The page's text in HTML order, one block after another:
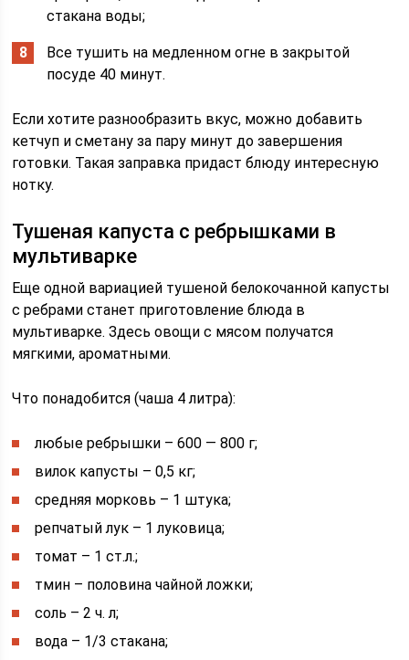
стакана воды;
Все тушить на медленном огне в закрытой
посуде 40 минут.
Если хотите разнообразить вкус, можно добавить
кетчуп и сметану за пару минут до завершения
готовки. Такая заправка придаст блюду интересную
нотку.
Тушеная капуста с ребрышками в
мультиварке
Еще одной вариацией тушеной белокочанной капусты
с ребрами станет приготовление блюда в
мультиварке. Здесь овощи с мясом получатся
мягкими, ароматными.
Что понадобится (чаша 4 литра):
любые ребрышки – 600 — 800 г;
вилок капусты – 0,5 кг;
средняя морковь – 1 штука;
репчатый лук – 1 луковица;
томат – 1 ст.л.;
тмин – половина чайной ложки;
соль – 2 ч. л;
вода – 1/3 стакана;